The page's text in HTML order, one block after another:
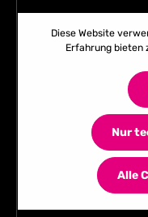
Diese Website
Erfahrung bieten
Nur
Alle